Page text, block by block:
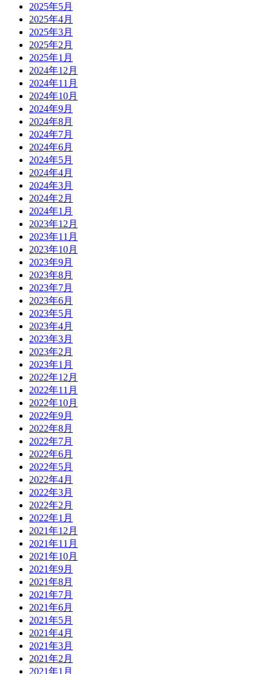
2025年5月
2025年4月
2025年3月
2025年2月
2025年1月
2024年12月
2024年11月
2024年10月
2024年9月
2024年8月
2024年7月
2024年6月
2024年5月
2024年4月
2024年3月
2024年2月
2024年1月
2023年12月
2023年11月
2023年10月
2023年9月
2023年8月
2023年7月
2023年6月
2023年5月
2023年4月
2023年3月
2023年2月
2023年1月
2022年12月
2022年11月
2022年10月
2022年9月
2022年8月
2022年7月
2022年6月
2022年5月
2022年4月
2022年3月
2022年2月
2022年1月
2021年12月
2021年11月
2021年10月
2021年9月
2021年8月
2021年7月
2021年6月
2021年5月
2021年4月
2021年3月
2021年2月
2021年1月